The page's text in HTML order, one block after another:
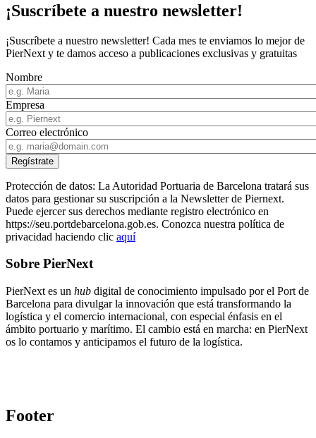
¡Suscríbete a nuestro newsletter!
¡Suscríbete a nuestro newsletter! Cada mes te enviamos lo mejor de
PierNext y te damos acceso a publicaciones exclusivas y gratuitas
Nombre
Empresa
Correo electrónico
Protección de datos: La Autoridad Portuaria de Barcelona tratará sus
datos para gestionar su suscripción a la Newsletter de Piernext.
Puede ejercer sus derechos mediante registro electrónico en
https://seu.portdebarcelona.gob.es. Conozca nuestra política de
privacidad haciendo clic aquí
Sobre PierNext
PierNext es un hub digital de conocimiento impulsado por el Port de
Barcelona para divulgar la innovación que está transformando la
logística y el comercio internacional, con especial énfasis en el
ámbito portuario y marítimo. El cambio está en marcha: en PierNext
os lo contamos y anticipamos el futuro de la logística.
Footer